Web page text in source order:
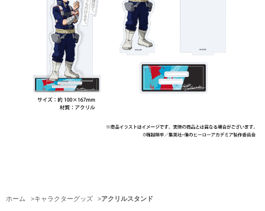
ホーム >キャラクターグッズ >アクリルスタンド